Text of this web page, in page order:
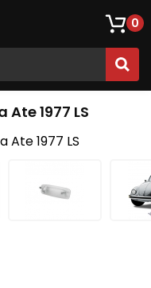
0
Som
1977 LS